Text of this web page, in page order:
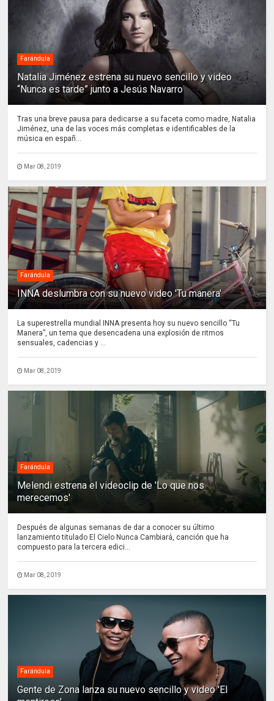
Farándula
Natalia Jiménez estrena su nuevo sencillo y video
“Nunca es tarde” junto a Jesús Navarro
Tras una breve pausa para dedicarse a su faceta como madre, Natalia
Jiménez, una de las voces más completas e identificables de la
música en españ...
Mar 08, 2019
Farándula
INNA deslumbra con su nuevo video 'Tu manera'
La superestrella mundial INNA presenta hoy su nuevo sencillo “Tu
Manera”, un tema que desencadena una explosión de ritmos
sensuales, cadencias y ...
Mar 08, 2019
Farándula
Melendi estrena el videoclip de 'Lo que nos
merecemos'
Después de algunas semanas de dar a conocer su último
lanzamiento titulado El Cielo Nunca Cambiará, canción que ha
compuesto para la tercera edici...
Mar 08, 2019
Farándula
Gente de Zona lanza su nuevo sencillo y video 'El